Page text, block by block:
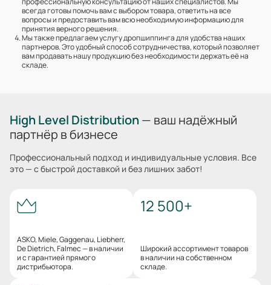
всегда готовы помочь вам с выбором товара, ответить на все
вопросы и предоставить вам всю необходимую информацию для
принятия верного решения.
Мы также предлагаем услугу дропшиппинга для удобства наших
партнеров. Это удобный способ сотрудничества, который позволяет
вам продавать нашу продукцию без необходимости держать её на
складе.
High Level Distribution — ваш надёжный
партнёр в бизнесе
Профессиональный подход и индивидуальные условия. Все
это — с быстрой доставкой и без лишних забот!
ASKO, Miele, Gaggenau, Liebherr,
De Dietrich, Falmec — в наличии
и с гарантией прямого
дистрибьютора.
12 500+
Широкий ассортимент товаров
в наличии на собственном
складе.